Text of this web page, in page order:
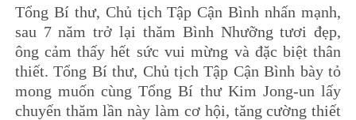
Video
Tổng Bí thư, Chủ tịch Tập Cận Bình nhấn mạnh,
sau 7 năm trở lại thăm Bình Nhưỡng tươi đẹp,
ông cảm thấy hết sức vui mừng và đặc biệt thân
thiết. Tổng Bí thư, Chủ tịch Tập Cận Bình bày tỏ
mong muốn cùng Tổng Bí thư Kim Jong-un lấy
chuyến thăm lần này làm cơ hội, tăng cường thiết